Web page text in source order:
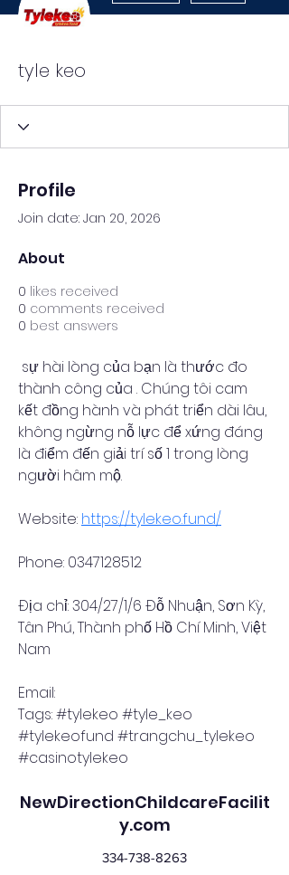
tyle keo
Profile
Join date: Jan 20, 2026
About
0 likes received
0 comments received
0 best answers
sự hài lòng của bạn là thước đo
thành công của . Chúng tôi cam
kết đồng hành và phát triển dài lâu,
không ngừng nỗ lực để xứng đáng
là điểm đến giải trí số 1 trong lòng
người hâm mộ.
Website: https://tylekeo.fund/
Phone: 0347128512
Địa chỉ: 304/27/1/6 Đỗ Nhuận, Sơn Kỳ,
Tân Phú, Thành phố Hồ Chí Minh, Việt
Nam
Email:
Tags: #tylekeo #tyle_keo
#tylekeofund #trangchu_tylekeo
#casinotylekeo
NewDirectionChildcareFacilit
y.com
334-738-8263